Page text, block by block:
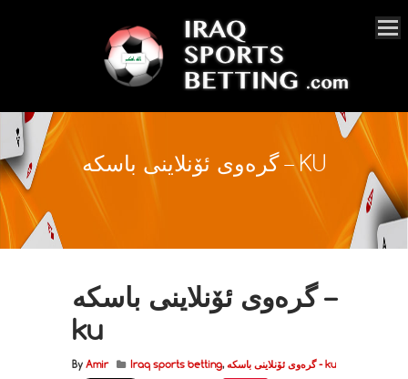
گرەوی ئۆنلاینی باسکە – KU
گرەوی ئۆنلاینی باسکە –
ku
By Amir Iraq sports betting, گرەوی ئۆنلاینی باسکە - ku